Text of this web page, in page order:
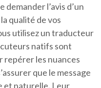
l’avis d’un
qualité de vos
utilisez un traducteur
natifs sont
repérer les nuances
que le message
et naturelle. Leur